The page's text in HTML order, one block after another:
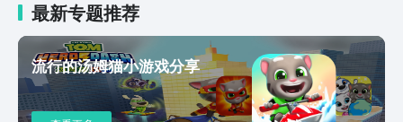
体验哦，而且一般来说游戏刚开服的时候抽取五星角色会
更简单一点，可以轻轻松松帮助大家进行开荒哦。它的战
斗系统也是非常有趣的，大家在游戏中不仅可以欣赏到非
常美的画面，而且还可以感受战斗带来的刺激，大家不仅
需要将自己的操作手法给提升上来，而且还需要动用一定
的大脑，利用一定的战术来提高自己的强度哦。而且游戏
最新专题推荐
流行的汤姆猫小游戏分享